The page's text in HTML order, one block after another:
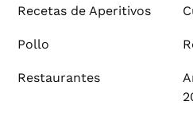
Recetas de Aperitivos
Pollo
Restaurantes